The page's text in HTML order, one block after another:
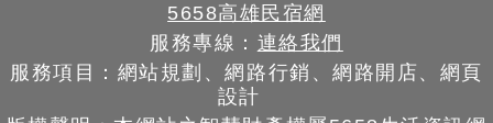
5658高雄民宿網
服務專線： 連絡我們
服務項目：網站規劃、網路行銷、網路開店、網頁
設計